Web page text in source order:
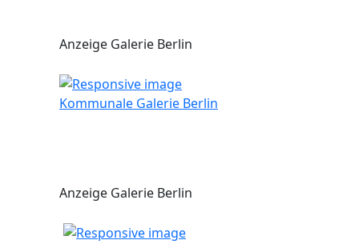
Anzeige Galerie Berlin
Kommunale Galerie Berlin
Anzeige Galerie Berlin